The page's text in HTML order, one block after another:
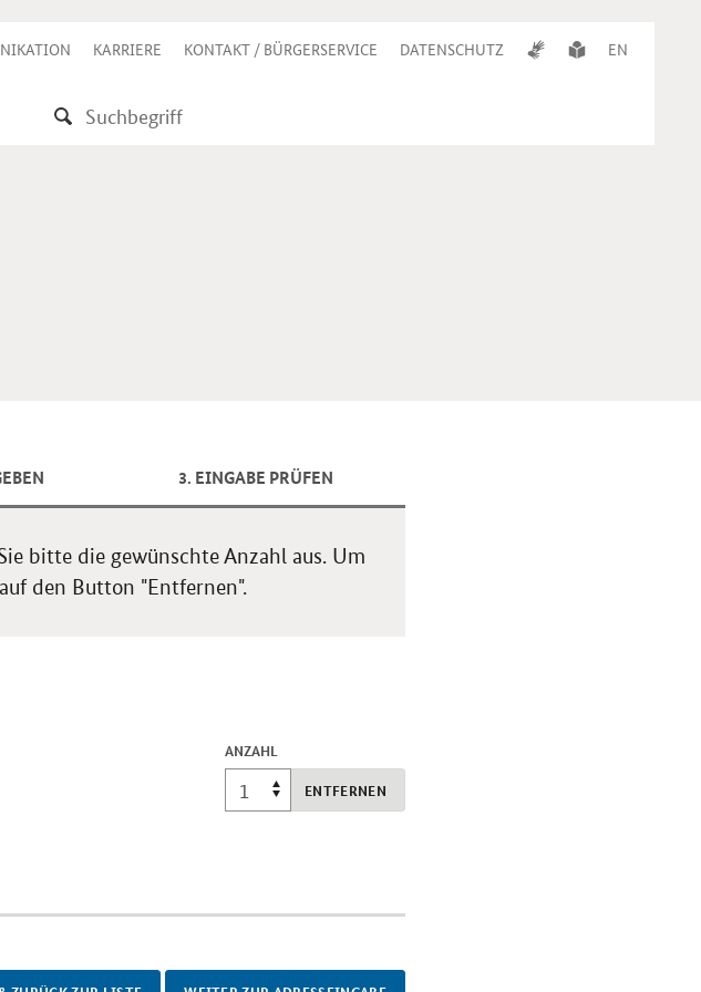
KARRIERE KONTAKT / BÜRGERSERVICE DATENSCHUTZ EN
3. EINGABE PRÜFEN
bitte die gewünschte Anzahl aus. Um
den Button "Entfernen".
ANZAHL
ENTFERNEN